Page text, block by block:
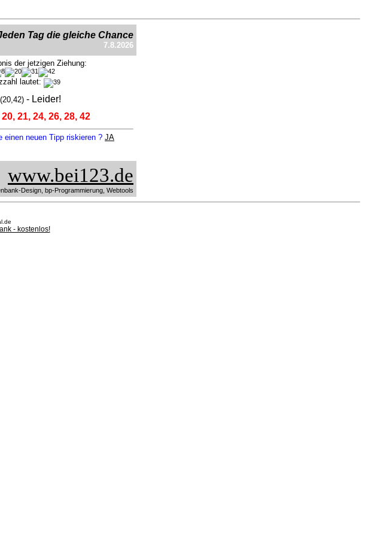
Tag die gleiche Chance
7.8.2026
der jetzigen Ziehung:
lautet:
(20,42) - Leider!
20, 21, 24, 26, 28, 42
einen neuen Tipp riskieren ? JA
www.bei123.de
Design, bp-Programmierung, Webtools
- kostenlos!